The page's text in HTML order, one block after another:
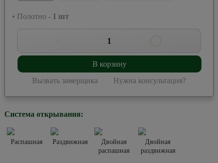
• Полотно - 1 шт
1
В корзину
Вызвать замерщика Нужна консультация?
Система открывания:
Распашная Раздвижная
Двойная
распашная
Двойная
раздвижная